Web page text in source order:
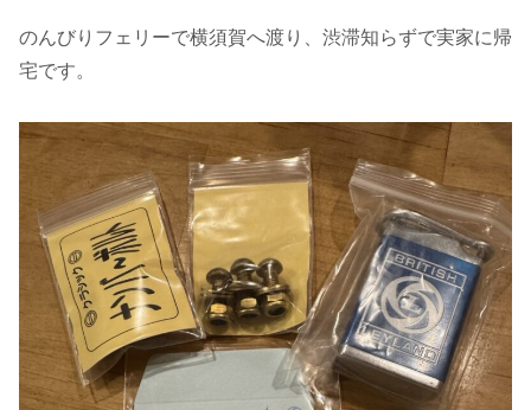
のんびりフェリーで横須賀へ渡り、渋滞知らずで実家に帰
宅です。